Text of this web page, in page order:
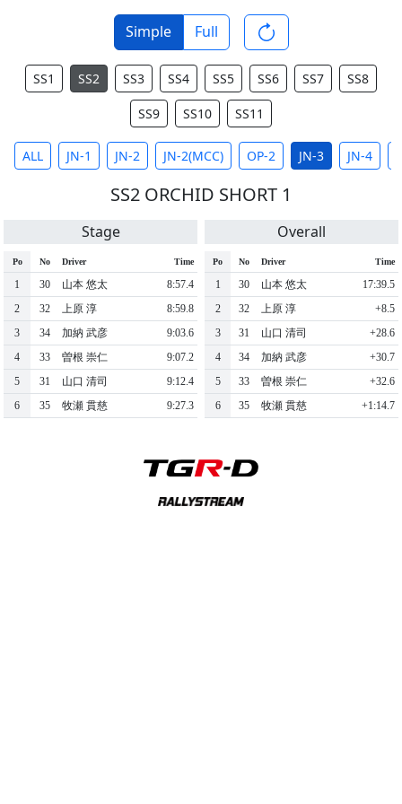
Simple Full
SS1 SS2 SS3 SS4 SS5 SS6 SS7 SS8
SS9 SS10 SS11
ALL JN-1 JN-2 JN-2(MCC) OP-2 JN-3 JN-4
SS2 ORCHID SHORT 1
Stage
Po No Driver Time
1 30 山本 悠太
8:57.4
2
32 上原 淳
8:59.8
3
34 加納 武彦
9:03.6
4
33 曽根 崇仁
9:07.2
5
31 山口 清司
9:12.4
6
35 牧瀬 貫慈 9:27.3
Overall
Po No Driver Time
1 30 山本 悠太
17:39.5
2
32 上原 淳
+8.5
3
31 山口 清司
+28.6
4
34 加納 武彦
+30.7
5
33 曽根 崇仁
+32.6
6
35 牧瀬 貫慈 +1:14.7